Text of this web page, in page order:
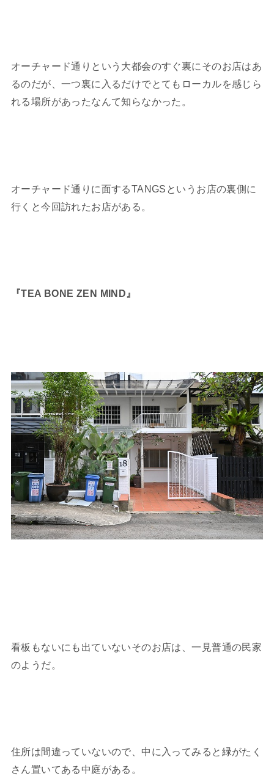
オーチャード通りという大都会のすぐ裏にそのお店はあ
るのだが、一つ裏に入るだけでとてもローカルを感じら
れる場所があったなんて知らなかった。
オーチャード通りに面するTANGSというお店の裏側に
行くと今回訪れたお店がある。
『TEA BONE ZEN MIND』
看板もないにも出ていないそのお店は、一見普通の民家
のようだ。
住所は間違っていないので、中に入ってみると緑がたく
さん置いてある中庭がある。